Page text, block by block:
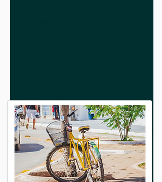
Brasil-il-il!!!...
Fotografia : Sandra Doyama